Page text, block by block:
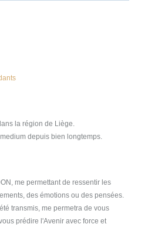
la région de Liège.
depuis bien longtemps.
me permettant de ressentir les
des émotions ou des pensées.
transmis, me permetra de vous
prédire l'Avenir avec force et